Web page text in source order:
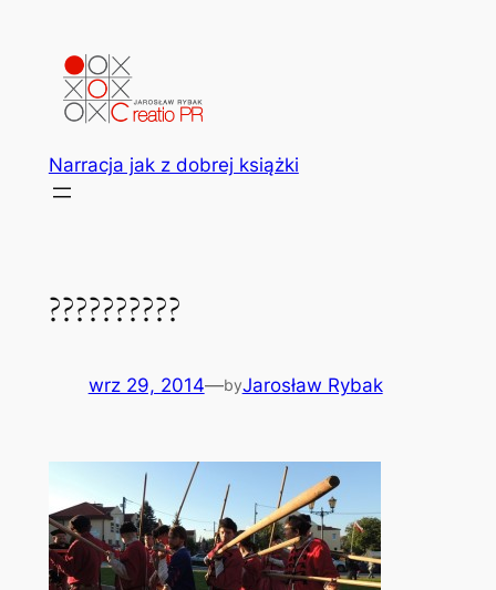
Narracja jak z dobrej książki
??????????
wrz 29, 2014—byJarosław Rybak